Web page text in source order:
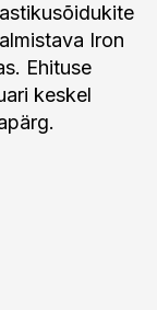
Iron
Ehituse
keskel